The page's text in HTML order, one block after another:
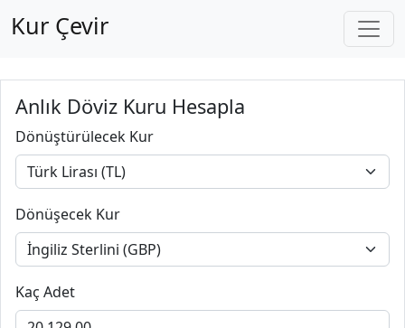
Kur Çevir
Anlık Döviz Kuru Hesapla
Dönüştürülecek Kur
Dönüşecek Kur
Kaç Adet